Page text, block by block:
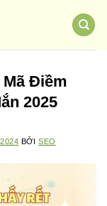
Mã Điềm
2025
BỞISEO